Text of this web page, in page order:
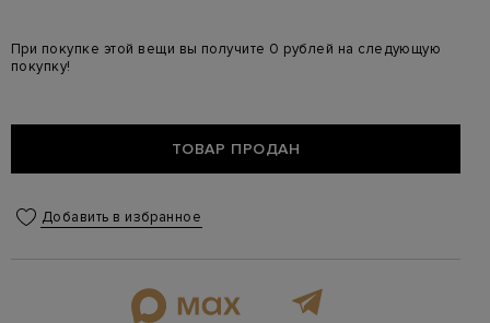
При покупке этой вещи вы получите 0 рублей на следующую
покупку!
ТОВАР ПРОДАН
Добавить в избранное